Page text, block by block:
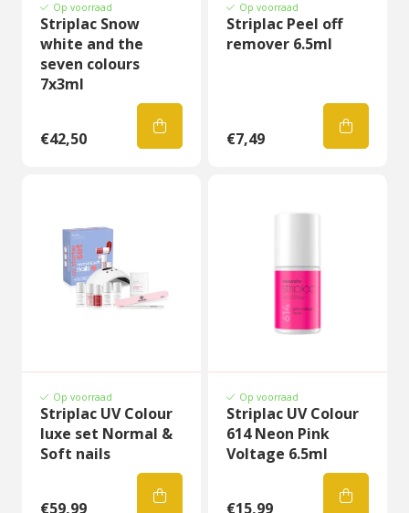
Op voorraad
Striplac Snow
white and the
seven colours
7x3ml
€42,50
Op voorraad
Striplac Peel off
remover 6.5ml
€7,49
Op voorraad
Striplac UV Colour
luxe set Normal &
Soft nails
€59,99
Op voorraad
Striplac UV Colour
614 Neon Pink
Voltage 6.5ml
€15,99